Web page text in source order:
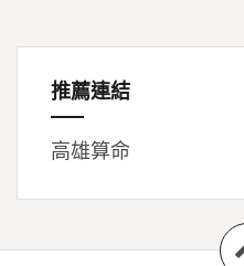
推薦連結
高雄算命